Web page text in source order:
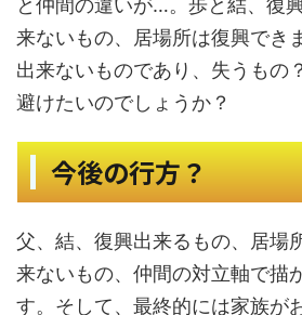
来ないもの、居場所は復興でき
出来ないものであり、失うもの
避けたいのでしょうか？
今後の行方？
父、結、復興出来るもの、居場
来ないもの、仲間の対立軸で描
す。そして、最終的には家族が